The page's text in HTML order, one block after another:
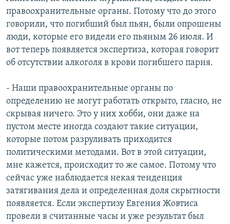
правоохранительные органы. Потому что до этого
говорили, что погибший был пьян, были опрошены
люди, которые его видели его пьяным 26 июля. И
вот теперь появляется экспертиза, которая говорит
об отсутствии алкоголя в крови погибшего парня.
- Наши правоохранительные органы по
определению не могут работать открыто, гласно, не
скрывая ничего. Это у них хобби, они даже на
пустом месте иногда создают такие ситуации,
которые потом разруливать приходится
политическими методами. Вот в этой ситуации,
мне кажется, происходит то же самое. Потому что
сейчас уже наблюдается некая тенденция
затягивания дела и определенная доля скрытности
появляется. Если экспертизу Евгения Жовтиса
провели в считанные часы и уже результат был